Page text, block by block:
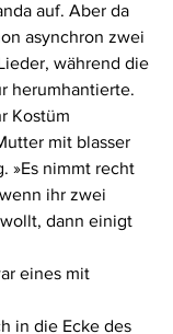
auf. Aber da
asynchron zwei
während die
herumhantierte.
Kostüm
mit blasser
»Es nimmt recht
ihr zwei
dann einigt
eines mit
in die Ecke des